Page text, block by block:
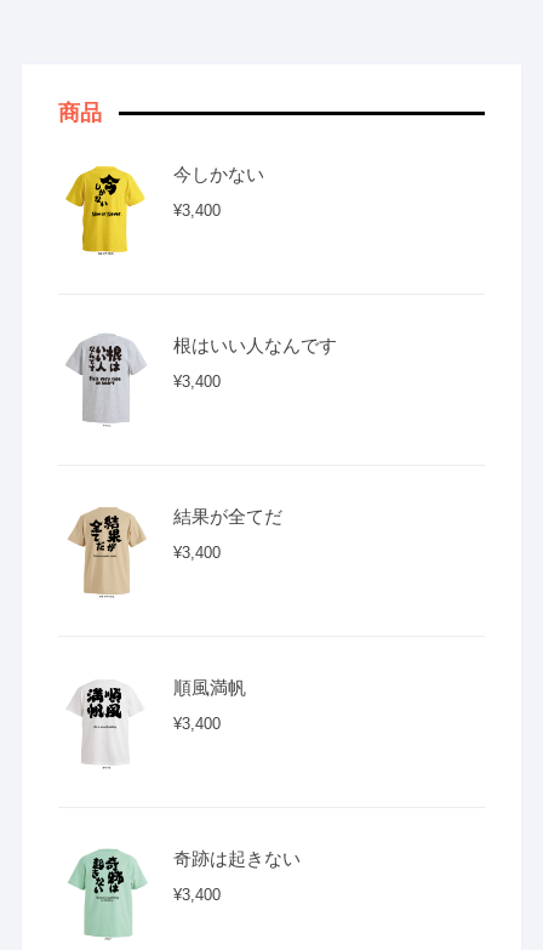
商品
今しかない
¥3,400
根はいい人なんです
¥3,400
結果が全てだ
¥3,400
順風満帆
¥3,400
奇跡は起きない
¥3,400